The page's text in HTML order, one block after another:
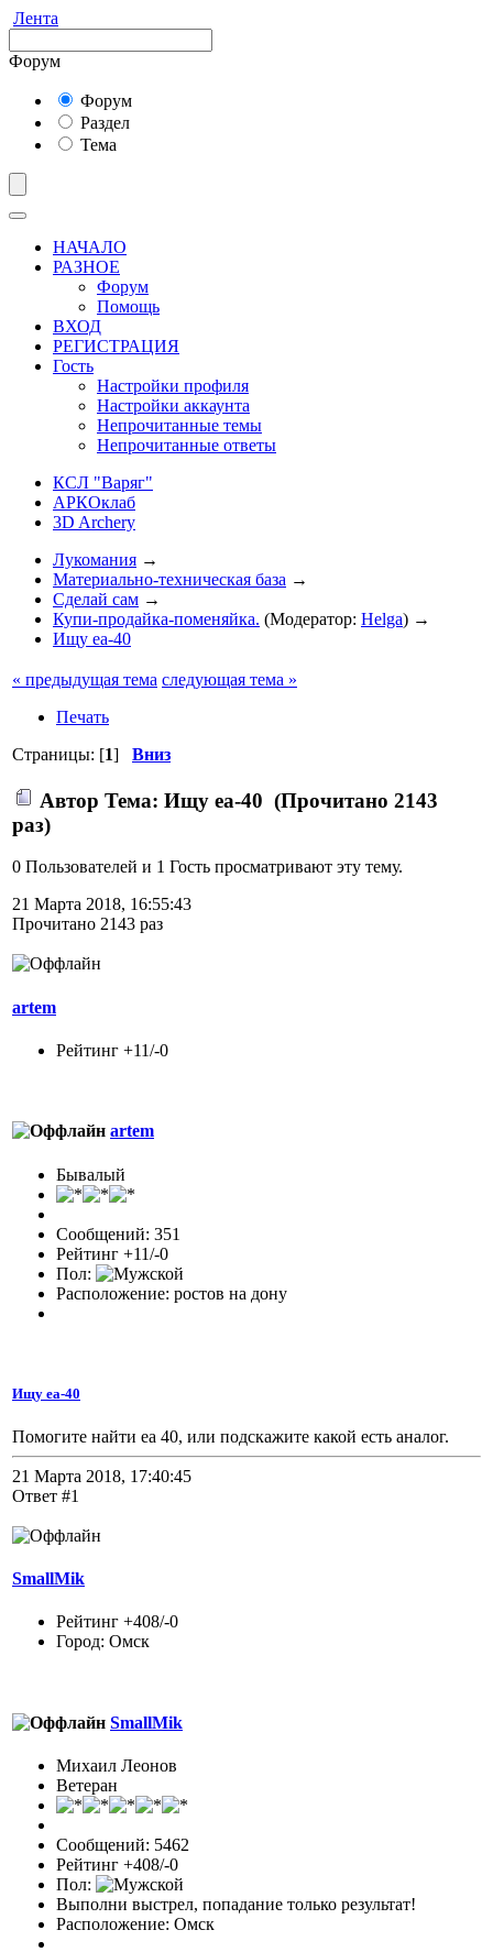
Лента
Форум
Форум
Раздел
Тема
НАЧАЛО
РАЗНОЕ
Форум
Помощь
ВХОД
РЕГИСТРАЦИЯ
Гость
Настройки профиля
Настройки аккаунта
Непрочитанные темы
Непрочитанные ответы
КСЛ "Варяг"
АРКОклаб
3D Archery
Лукомания →
Материально-техническая база →
Сделай сам →
Купи-продайка-поменяйка. (Модератор: Helga) →
Ищу еа-40
« предыдущая тема следующая тема »
Печать
Страницы: [1] Вниз
Автор Тема: Ищу еа-40 (Прочитано 2143
раз)
0 Пользователей и 1 Гость просматривают эту тему.
21 Марта 2018, 16:55:43
Прочитано 2143 раз
artem
Рейтинг +11/-0
artem
Бывалый
Сообщений: 351
Рейтинг +11/-0
Пол:
Расположение: ростов на дону
Ищу еа-40
Помогите найти еа 40, или подскажите какой есть аналог.
21 Марта 2018, 17:40:45
Ответ #1
SmallMik
Рейтинг +408/-0
Город: Омск
SmallMik
Михаил Леонов
Ветеран
Сообщений: 5462
Рейтинг +408/-0
Пол:
Выполни выстрел, попадание только результат!
Расположение: Омск